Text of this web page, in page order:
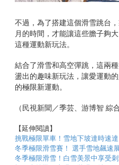
不過，為了搭建這個滑雪跳台
月的時間，才能讓這些膽子夠
這種運動新玩法。
結合了滑雪和高空彈跳，這兩
盪出的趣味新玩法，讓愛運動
的極限新運動。
（民視新聞／季芸、游博智 綜
【延伸閱讀】
挑戰極限單車！雪地下坡達時速
冬季極限滑雪賽！ 選手雪地飆速
冬季極限滑雪！白雪美景中享受